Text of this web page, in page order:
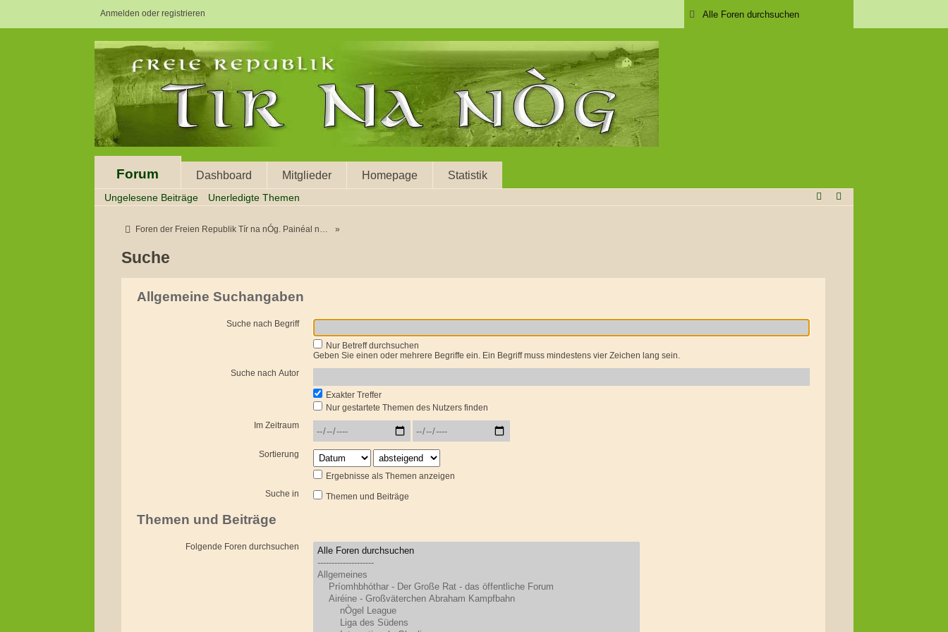
Anmelden oder registrieren
Forum Dashboard Mitglieder Homepage Statistik
Ungelesene Beiträge Unerledigte Themen
Foren der Freien Republik Tír na nÓg. Painéal na nÓgann. »
Suche
Allgemeine Suchangaben
Suche nach Begriff
Nur Betreff durchsuchen
Geben Sie einen oder mehrere Begriffe ein. Ein Begriff muss mindestens vier Zeichen lang sein.
Suche nach Autor
Exakter Treffer
Nur gestartete Themen des Nutzers finden
Im Zeitraum
Sortierung
Ergebnisse als Themen anzeigen
Suche in Themen und Beiträge
Themen und Beiträge
Folgende Foren durchsuchen